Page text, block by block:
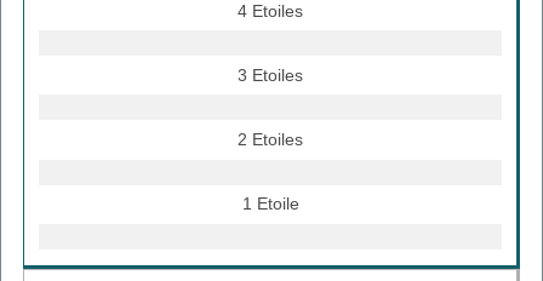
4 Etoiles
3 Etoiles
2 Etoiles
1 Etoile